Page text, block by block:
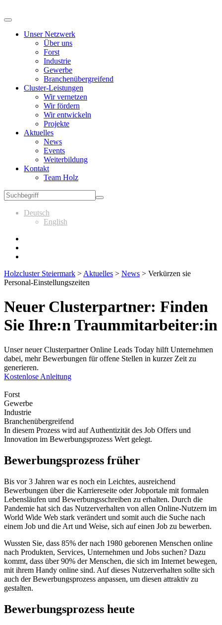
Unser Netzwerk
Über uns
Forst
Industrie
Gewerbe
Branchenübergreifend
Cluster-Leistungen
Wir vernetzen
Wir fördern
Wir entwickeln
Projekte
Aktuelles
News
Events
Weiterbildung
Kontakt
Team Holz
Deutsch
English
Holzcluster Steiermark > Aktuelles > News > Verkürzen sie
Personal-Einstellungszeiten
Neuer Clusterpartner: Finden
Sie Ihre:n Traummitarbeiter:in
Unser neuer Clusterpartner Online Leads Today hilft Unternehmen
dabei, mehr Bewerbungen für offene Stellen in kurzer Zeit zu
generieren.
Kostenlose Anleitung
Forst
Gewerbe
Industrie
Branchenübergreifend
In diesem Prozess wird auf Authentizität des Job Offers und
Innovation im Bewerbungsprozess Wert gelegt.
Bewerbungsprozess früher
Bis vor 3 Jahren war es noch ein Leichtes, ausreichend
Bewerbungen über die Karriereseite oder Jobportale mit formalen
Lebensläufen und Bewerbungsschreiben zu erhalten. Durch die
Pandemie hat sich das Nutzerverhalten von allen Online-Nutzern im
World Wide Web stark verändert und somit auch die Suche nach
einem Job und die Art und Weise, sich auf einen Job zu bewerben.
Wussten Sie, dass 85% der nach 1980 geborenen Menschen online
nach Produkten, Services, Unternehmen und Jobs suchen? Dazu
kommt, dass über 90% der Menschen, die sich im Internet bewegen,
mit ihrem Handy online sind. Auf dieses Nutzerverhalten sollte sich
auch der Bewerbungsprozess anpassen, um diesen attraktiv zu
gestalten.
Bewerbungsprozess heute